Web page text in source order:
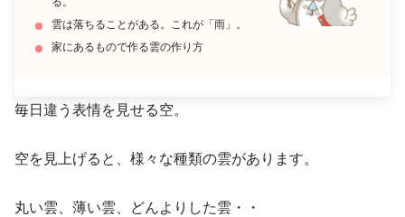
雲は落ちることがある。これが「雨」。
家にあるもので作る雲の作り方
毎日違う表情を見せる空。
空を見上げると、様々な種類の雲があります。
丸い雲、薄い雲、どんよりした雲・・